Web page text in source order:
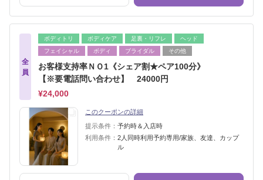
全
員
ボディトリ ボディケア 足裏・リフレ
ヘッド
フェイシャル
ボディ ブライダル その他
お客様支持率ＮＯ1《シェア割★ペア100分》
【※要電話問い合わせ】 24000円
¥24,000
このクーポンの詳細
提示条件： 予約時＆入店時
利用条件： 2人同時利用予約専用/家族、友達、カップ
ル